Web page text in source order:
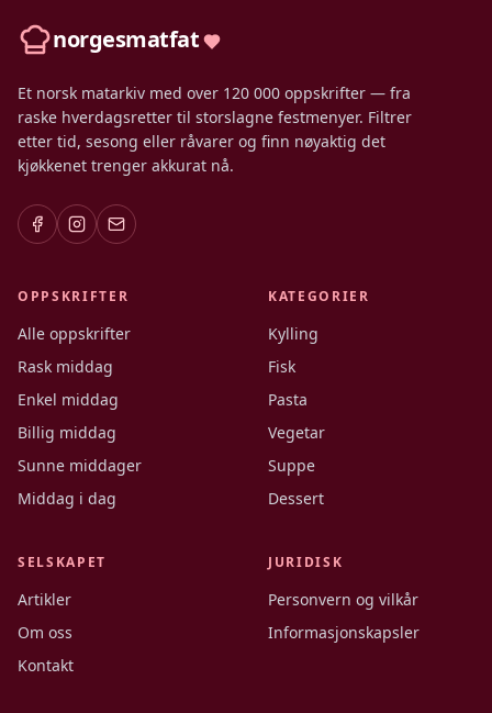
norgesmatfat
Et norsk matarkiv med over 120 000 oppskrifter — fra
raske hverdagsretter til storslagne festmenyer. Filtrer
etter tid, sesong eller råvarer og finn nøyaktig det
kjøkkenet trenger akkurat nå.
OPPSKRIFTER
Alle oppskrifter
Rask middag
Enkel middag
Billig middag
Sunne middager
Middag i dag
KATEGORIER
Kylling
Fisk
Pasta
Vegetar
Suppe
Dessert
SELSKAPET
Artikler
Om oss
Kontakt
JURIDISK
Personvern og vilkår
Informasjonskapsler